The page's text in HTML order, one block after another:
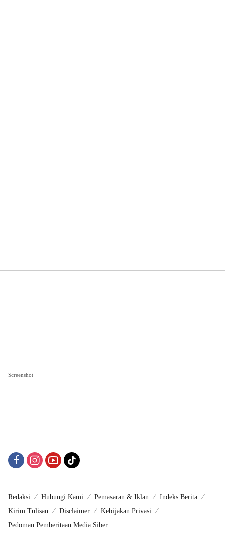
Screenshot
Redaksi Hubungi Kami Pemasaran & Iklan
Indeks Berita
Kirim Tulisan
Disclaimer
Kebijakan Privasi
Pedoman Pemberitaan Media Siber